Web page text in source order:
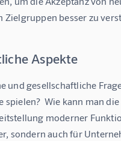
Zielgruppen besser zu
Aspekte
und gesellschaftliche
Wie kann man
moderner
sondern auch für